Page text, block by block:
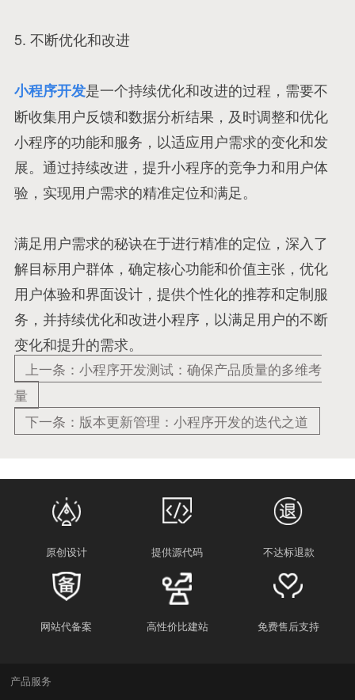
5. 不断优化和改进
小程序开发是一个持续优化和改进的过程，需要不
断收集用户反馈和数据分析结果，及时调整和优化
小程序的功能和服务，以适应用户需求的变化和发
展。通过持续改进，提升小程序的竞争力和用户体
验，实现用户需求的精准定位和满足。
满足用户需求的秘诀在于进行精准的定位，深入了
解目标用户群体，确定核心功能和价值主张，优化
用户体验和界面设计，提供个性化的推荐和定制服
务，并持续优化和改进小程序，以满足用户的不断
变化和提升的需求。
上一条：小程序开发测试：确保产品质量的多维考
量
下一条：版本更新管理：小程序开发的迭代之道
原创设计 提供源代码 不达标退款
网站代备案 高性价比建站 免费售后支持
产品服务